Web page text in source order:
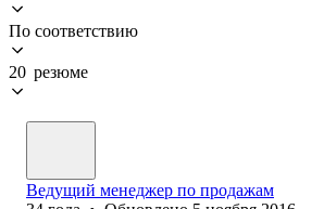
По соответствию
20 резюме
Ведущий менеджер по продажам